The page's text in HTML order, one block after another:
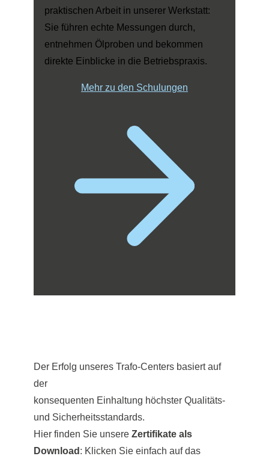
praktischen Arbeit in unserer Werkstatt:
Sie führen echte Messungen durch,
entnehmen Ölproben und bekommen
direkte Einblicke in die Betriebspraxis.
Mehr zu den Schulungen
Der Erfolg unseres Trafo-Centers basiert auf
der
konsequenten Einhaltung höchster Qualitäts-
und Sicherheitsstandards.
Hier finden Sie unsere Zertifikate als
Download: Klicken Sie einfach auf das